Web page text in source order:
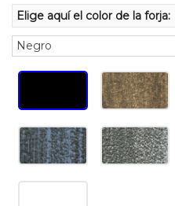
Elige aquí el color de la forja: